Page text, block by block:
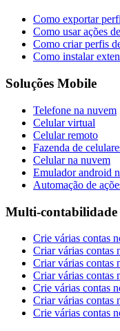
Como exportar
Como usar ações
Como criar perfis
Como instalar
Soluções Mobile
Telefone na nuvem
Celular virtual
Celular remoto
Fazenda de
Celular na nuvem
Emulador android
Automação de
Multi-contabilidade
Crie várias contas
Criar várias contas
Criar várias contas
Criar várias contas
Crie várias contas
Criar várias contas
Crie várias contas